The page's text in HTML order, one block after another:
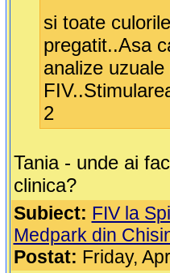
si toate culorile
pregatit..Asa
analize
2
Tania - unde ai
clinica?
Subiect: FIV la
Medpark din
Postat: Friday,